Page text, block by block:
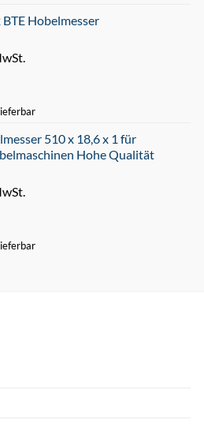
BTE Hobelmesser
510 x 18,6 x 1 für
Hohe Qualität